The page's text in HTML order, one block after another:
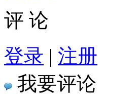
评 论
登录 | 注册
我要评论